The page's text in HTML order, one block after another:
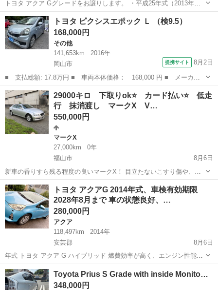
トヨタ アクア Gグレードをお譲りします。 ・平成25年式（2013年）
・グレード：G ・走行距離：99,700km ・AT（オートマ） ・ハイブリ
ッド車 ・車検2年付き ・ETC付き ・内装・外装ともに綺麗です ・エ
ン...
広島 安芸高田市 志和口駅 アクア
トヨタ ピクシスエポック Ｌ （検9.5）
168,000円
その他
141,653km
2016年
岡山市
提携サイト 8月2日
■ 支払総額: 17.8万円 ■ 車両本体価格： 168,000 円 ■ メーカー
名： トヨタ ■ 車種名： ピクシスエポック ■ グレード名： Ｌ
■ 排気量： 660cc ■ ドア枚数： 5D ■ ミッション： CVT...
岡山 岡山市 その他
29000キロ 下取りok⭐️ カード払い⭐️ 低走
行 抹消渡し マークX V…
550,000円
マークX
27,000km
0年
福山市
8月6日
新車の香りすら残る程度の良いマークX！ 目立たないこすり傷や、こ
の時代のトヨタ車持病のダッシュ割れはありますが、ボディの艶も残
っており状態の良さが際立つ車両です。 距離が若いので長く乗れるか
と⭐️ 現金一括、クレカ払い...
広島 福山市 マークX
トヨタ アクアG 2014年式、車検有効期限
2028年8月まで 車の状態良好、…
280,000円
アクア
118,497km
2014年
安芸郡
8月6日
年式 トヨタ アクア G ハイブリッド 燃費効率が高く、エンジン性能も
良好です。 ✅ 年式：2014年 ✅ グレード：トヨタ アクア G ハイブリ
ッド ✅ 走行距離：118,497km ✅ 燃費：約30～35km/L ✅...
広島 安芸郡
Toyota Prius S Grade with inside Monito…
348,000円